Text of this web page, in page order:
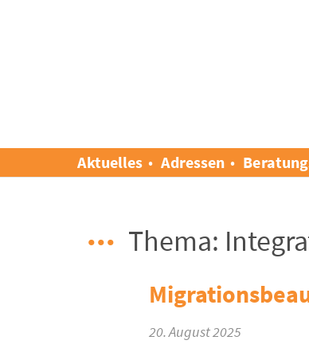
Aktuelles Adressen
Thema:
20. August 2025